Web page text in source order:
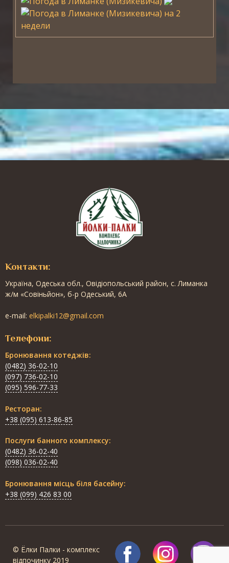
Контакти:
Українa, Одеська обл., Овідіопольський район, с. Лиманка
ж/м «Совіньйон», б-р Одеський, 6А
e-mail: elkipalki12@gmail.com
Телефони:
Бронювання котеджів:
(0482) 36-02-10
(097) 736-02-10
(095) 596-77-33
Ресторан:
+38 (095) 613-86-85
Послуги банного комплексу:
(0482) 36-02-40
(098) 036-02-40
Бронювання місць біля басейну:
+38 (099) 426 83 00
© Ёлки Палки - комплекс
відпочинку 2019